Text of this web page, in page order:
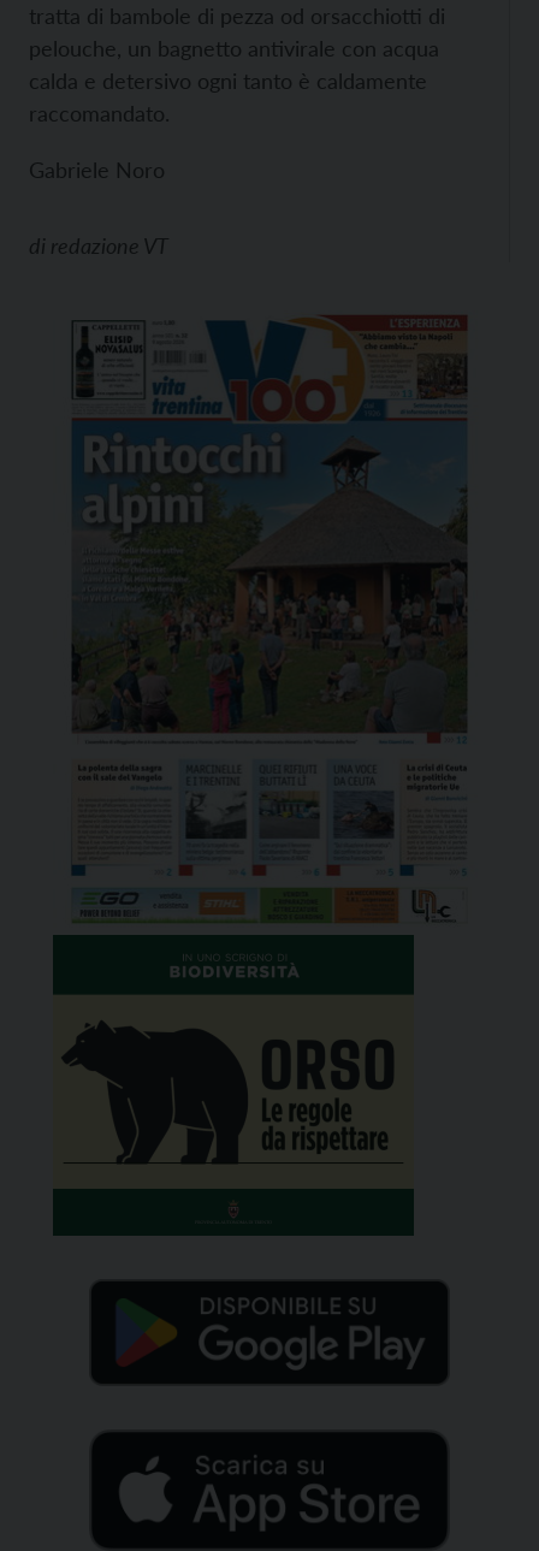
tratta di bambole di pezza od orsacchiotti di
pelouche, un bagnetto antivirale con acqua
calda e detersivo ogni tanto è caldamente
raccomandato.
Gabriele Noro
di redazione VT